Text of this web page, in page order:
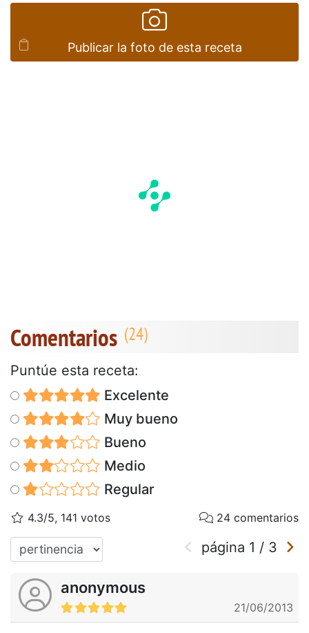
Publicar la foto de esta receta
Comentarios
Puntúe esta receta:
Excelente
Muy bueno
Bueno
Medio
Regular
4.3/5, 141 votos 24 comentarios
página 1 / 3
anonymous
21/06/2013